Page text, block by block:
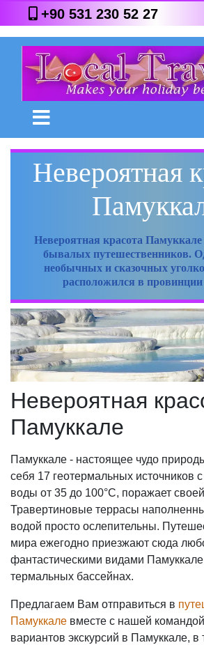
+90 531 230 52 27
Невероятная
Невероятная красота
бывалых путешественников.
необычных и сказочных
расположился в провинции
Невероятная
Памуккале
Памуккале - настоящее чудо
себя 17 геотермальных источников
воды от 35 до 100°С, поражает
Травертиновые террасы
водой просто ослепительны.
мира ежегодно приезжают сюда
фантастическими видами Памуккале
термальных бассейнах.
Предлагаем Вам отправиться в
Памуккале вместе с нашей
вариантов экскурсий в Памуккале, в